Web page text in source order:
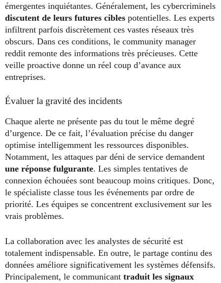
émergentes inquiétantes. Généralement, les cybercriminels
discutent de leurs futures cibles potentielles. Les experts
infiltrent parfois discrètement ces vastes réseaux très
obscurs. Dans ces conditions, le community manager
reddit remonte des informations très précieuses. Cette
veille proactive donne un réel coup d’avance aux
entreprises.
Évaluer la gravité des incidents
Chaque alerte ne présente pas du tout le même degré
d’urgence. De ce fait, l’évaluation précise du danger
optimise intelligemment les ressources disponibles.
Notamment, les attaques par déni de service demandent
une réponse fulgurante. Les simples tentatives de
connexion échouées sont beaucoup moins critiques. Donc,
le spécialiste classe tous les événements par ordre de
priorité. Les équipes se concentrent exclusivement sur les
vrais problèmes.
La collaboration avec les analystes de sécurité est
totalement indispensable. En outre, le partage continu des
données améliore significativement les systèmes défensifs.
Principalement, le communicant traduit les signaux